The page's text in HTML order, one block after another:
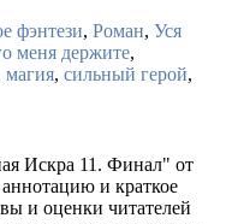
фэнтези, Роман, Уся
меня держите,
магия, сильный герой,
Искра 11. Финал" от
и краткое
и оценки читателей